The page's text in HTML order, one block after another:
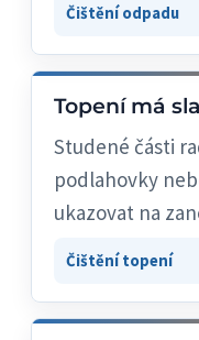
Čištění odpadu
Topení má
Studené části
podlahovky
ukazovat na
Čištění topení